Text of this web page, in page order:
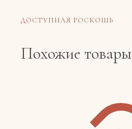
ДОСТУПНАЯ РОСКОШЬ
Похожие товары